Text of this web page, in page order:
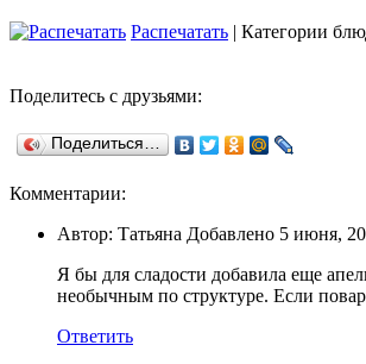
Распечатать | Категории
Поделитесь с друзьями:
Поделиться…
Комментарии:
Автор: Татьяна Добавлено 5 июня,
Я бы для сладости добавила еще
необычным по структуре. Если
Ответить